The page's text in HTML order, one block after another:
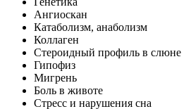
Ангиоскан
Катаболизм, анаболизм
Коллаген
Стероидный профиль в слюне
Гипофиз
Мигрень
Боль в животе
Стресс и нарушения сна